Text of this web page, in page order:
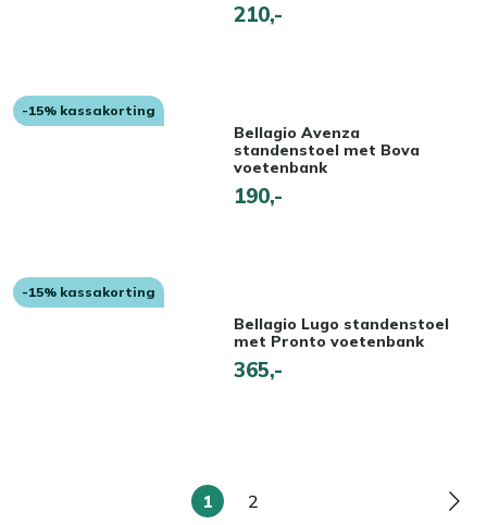
210,-
-15% kassakorting
Bellagio Avenza
standenstoel met Bova
voetenbank
190,-
-15% kassakorting
Bellagio Lugo standenstoel
met Pronto voetenbank
365,-
U
1
Pagina
2